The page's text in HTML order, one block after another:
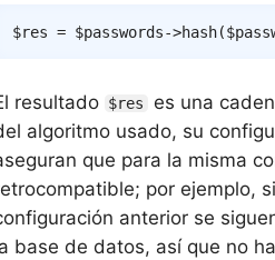
$res = $passwords->hash(
resultado $res
es una
algoritmo usado, su
que para la misma
por ejemplo,
anterior se
base de datos, así que no